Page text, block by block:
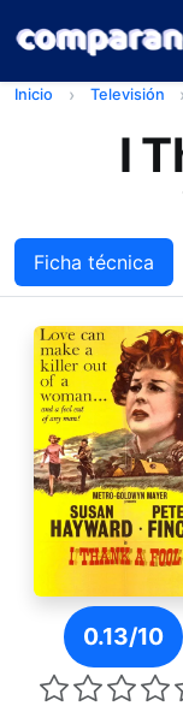
Inicio Televisión
I
Ficha técnica
Ficha
Póster de I
0.13/10